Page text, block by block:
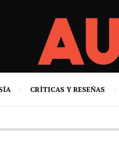
CRÍTICAS Y RESEÑAS